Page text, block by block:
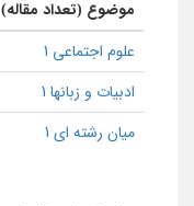
موضوع (تعداد مقاله)
علوم اجتماعی 1
ادبیات و زبانها 1
میان رشته ای 1